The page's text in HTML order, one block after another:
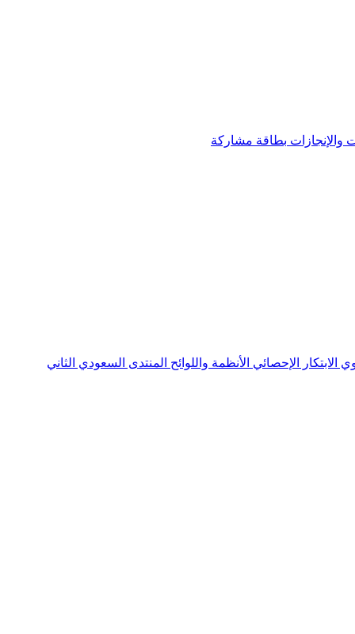
والإنجازات بطاقة مشاركة
الابتكار الإحصائي الأنظمة واللوائح المنتدى السعودي الثاني